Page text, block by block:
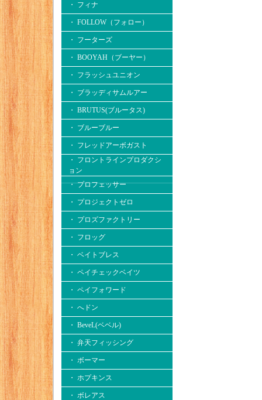
・ フィナ
・ FOLLOW（フォロー）
・ フーターズ
・ BOOYAH（ブーヤー）
・ フラッシュユニオン
・ ブラッディサムルアー
・ BRUTUS(ブルータス)
・ ブルーブルー
・ フレッドアーボガスト
・ フロントラインプロダクシ
ョン
・ プロフェッサー
・ プロジェクトゼロ
・ プロズファクトリー
・ フロッグ
・ ベイトブレス
・ ペイチェックベイツ
・ ペイフォワード
・ へドン
・ BeveL(ベベル)
・ 弁天フィッシング
・ ボーマー
・ ホプキンス
・ ボレアス